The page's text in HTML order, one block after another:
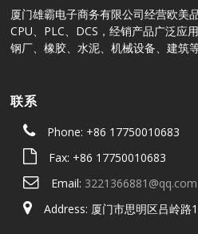
厦门雄霸电子商务有限公司经营欧美
CPU、PLC、DCS，经销产品广泛应
钢厂、橡胶、水泥、机械设备、建筑等
联系
Phone: +86 17750010683
Fax: +86 17750010683
Email: 3221366881@qq.com
Address: 厦门市思明区吕岭路